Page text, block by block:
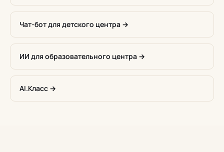
Чат-бот для детского центра →
ИИ для образовательного центра →
AI.Класс →